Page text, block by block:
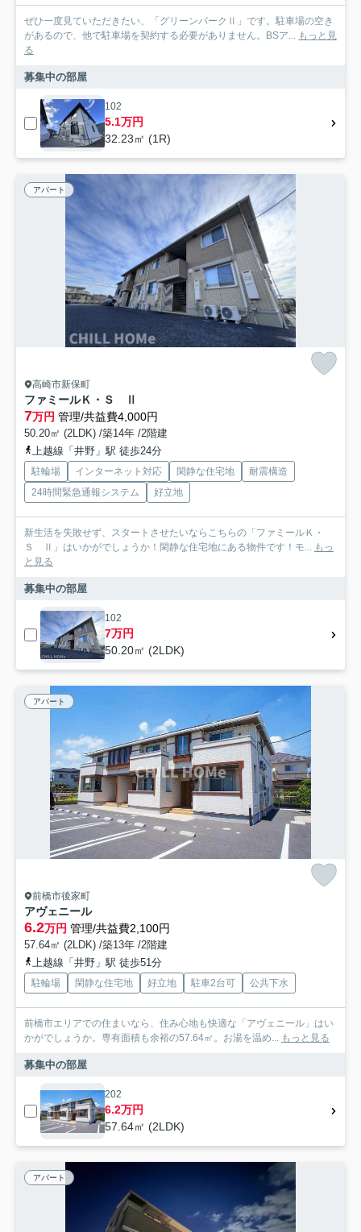
ぜひ一度見ていただきたい、「グリーンパークⅡ」です。駐車場の空き
があるので、他で駐車場を契約する必要がありません。BSア... もっと見
る
募集中の部屋
102
5.1万円
32.23㎡ (1R)
アパート
高崎市新保町
ファミールＫ・Ｓ Ⅱ
7万円 管理/共益費4,000円
50.20㎡ (2LDK) /築14年 /2階建
上越線「井野」駅 徒歩24分
駐輪場 インターネット対応 閑静な住宅地
耐震構造
24時間緊急通報システム
好立地
新生活を失敗せず、スタートさせたいならこちらの「ファミールＫ・
Ｓ Ⅱ」はいかがでしょうか！閑静な住宅地にある物件です！モ... もっ
と見る
募集中の部屋
102
7万円
50.20㎡ (2LDK)
アパート
前橋市後家町
アヴェニール
6.2万円 管理/共益費2,100円
57.64㎡ (2LDK) /築13年 /2階建
上越線「井野」駅 徒歩51分
駐輪場 閑静な住宅地 好立地 駐車2台可 公共下水
前橋市エリアでの住まいなら、住み心地も快適な「アヴェニール」はい
かがでしょうか。専有面積も余裕の57.64㎡。お湯を温め... もっと見る
募集中の部屋
202
6.2万円
57.64㎡ (2LDK)
アパート